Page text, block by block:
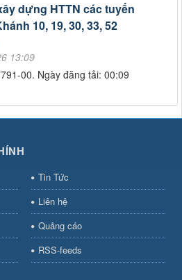
dựng HTTN các tuyến
10, 19, 30, 33, 52
13:09
00. Ngày đăng tải: 00:09
Tin Tức
Liên hệ
Quảng cáo
RSS-feeds